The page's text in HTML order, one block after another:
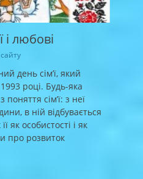
і любові
день сім’ї, який
році. Будь-яка
сім’ї: з неї
в ній відбувається
як особистості і як
про розвиток